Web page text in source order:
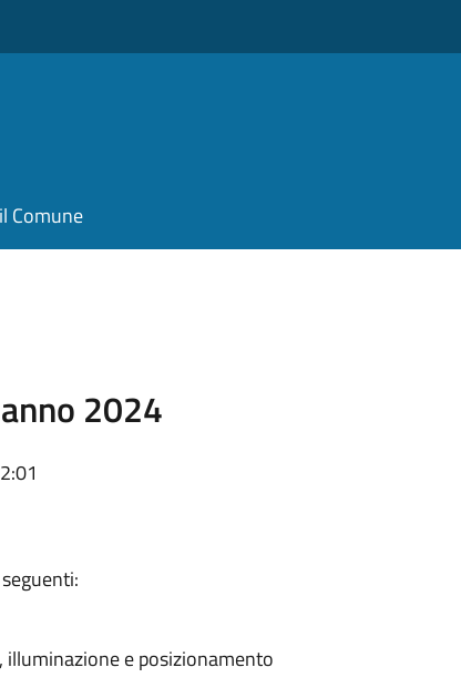
Comune
2024
illuminazione e posizionamento